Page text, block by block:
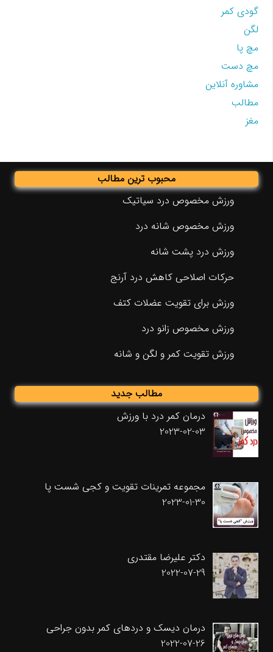
گودی کمر
لگن
مچ پا
مچ دست
مشاوره آنلاین
مطالب
مغز
محبوب ترین مطالب
ورزش مخصوص درد سیاتیک
ورزش مخصوص شانه درد
ورزش درد پشت شانه
حرکات اصلاحی کاهش درد آرنج
ورزش برای تقویت عضلات کتف
ورزش مخصوص زانو درد
ورزش تقویت کمر و لگن و شانه
مطالب جدید
درمان کمر درد با ورزش
2023-02-03
مجموعه تمرینات تقویت و کجی شست پا
2023-01-30
دکتر علیرضا مقتدری
2022-07-29
درمان دیسک و دردهای کمر بدون جراحی
2022-07-26